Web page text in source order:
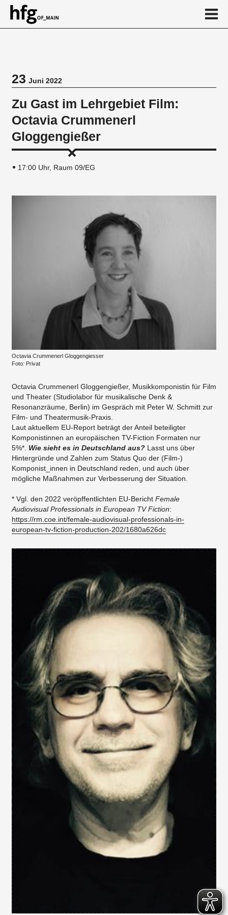
23Juni 2022
Zu Gast im Lehrgebiet Film:
Octavia Crummenerl
Gloggengießer
17:00 Uhr, Raum 09/EG
Octavia Crummenerl Gloggengiesser
Foto: Privat
Octavia Crummenerl Gloggengießer, Musikkomponistin für Film
und Theater (Studiolabor für musikalische Denk &
Resonanzräume, Berlin) im Gespräch mit Peter W. Schmitt zur
Film- und Theatermusik-Praxis.
Laut aktuellem EU-Report beträgt der Anteil beteiligter
Komponistinnen an europäischen TV-Fiction Formaten nur
5%*. Wie sieht es in Deutschland aus? Lasst uns über
Hintergründe und Zahlen zum Status Quo der (Film-)
Komponist_innen in Deutschland reden, und auch über
mögliche Maßnahmen zur Verbesserung der Situation.
* Vgl. den 2022 veröpffentlichten EU-Bericht Female
Audiovisual Professionals in European TV Fiction:
https://rm.coe.int/female-audiovisual-professionals-in-
european-tv-fiction-production-202/1680a626dc